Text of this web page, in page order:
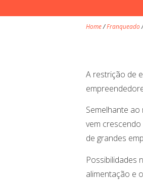
Home/Franqueado
A restrição de
Semelhante
vem
de grandes
Possibilidades
alimentação e